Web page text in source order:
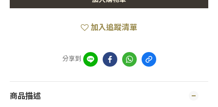
加入追蹤清單
分享到
商品描述